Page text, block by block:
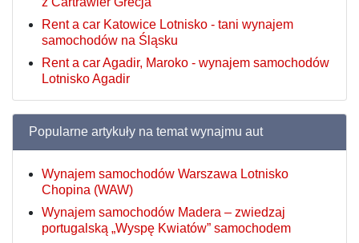
Rent a car Katowice Lotnisko - tani wynajem
samochodów na Śląsku
Rent a car Agadir, Maroko - wynajem samochodów
Lotnisko Agadir
Popularne artykuły na temat wynajmu aut
Wynajem samochodów Warszawa Lotnisko
Chopina (WAW)
Wynajem samochodów Madera – zwiedzaj
portugalską „Wyspę Kwiatów” samochodem